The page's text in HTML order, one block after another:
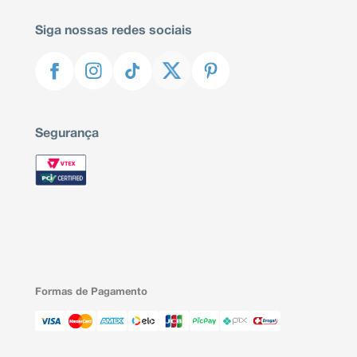
Siga nossas redes sociais
Segurança
Formas de Pagamento